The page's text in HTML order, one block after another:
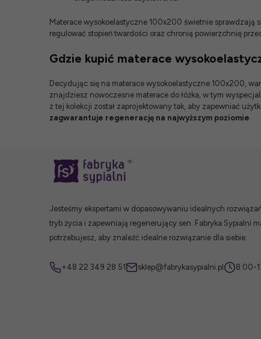
Materace wysokoelastyczne 100x200 świetnie sprawdzają
regulować stopień twardości oraz chronią powierzchnię
Gdzie kupić materace
Decydując się na materace wysokoelastyczne 100x200,
znajdziesz nowoczesne materace do łóżka , w tym
z tej kolekcji został zaprojektowany tak, aby zapewniać
zagwarantuje regenerację na najwyższym poziomie
Jesteśmy ekspertami w dopasowywaniu idealnych
tryb życia i zapewniają regenerujący sen. Fabryka Sypialni
potrzebujesz, aby znaleźć idealne rozwiązanie dla siebie.
+48 22 349 28 51 sklep@fabrykasypialni.pl 8:00-